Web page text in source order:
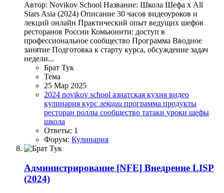
Автор: Novikov School Название: Школа Шефа х All
Stars Asia (2024) Описание 30 часов видеоуроков и
лекций онлайн Практический опыт ведущих шефов
ресторанов России Комьюнити: доступ в
профессиональное сообщество Программа Вводное
занятие Подготовка к старту курса, обсуждение задач
недели...
Брат Тук
Тема
25 Мар 2025
2024 novikov school азиатская кухня видео
кулинария курс лекции программа продукты
ресторан роллы сообщество татаки уроки шефы
школа
Ответы: 1
Форум: Кулинария
Администрирование [NFE] Внедрение LISP
(2024)